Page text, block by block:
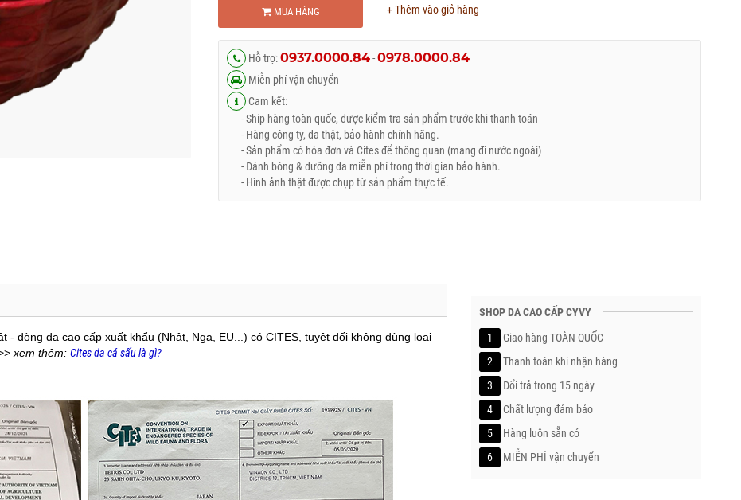
MUA HÀNG + Thêm vào giỏ hàng
Hỗ trợ:0937.0000.84-0978.0000.84
Miễn phí vận chuyển
Cam kết:
- Ship hàng toàn quốc, được kiểm tra sản phẩm trước khi thanh toán
- Hàng công ty, da thật, bảo hành chính hãng.
- Sản phẩm có hóa đơn và Cites để thông quan (mang đi nước ngoài)
- Đánh bóng & dưỡng da miễn phí trong thời gian bảo hành.
- Hình ảnh thật được chụp từ sản phẩm thực tế.
- dòng da cao cấp xuất khẩu (Nhật, Nga, EU...) có CITES, tuyệt đối không dùng loại
xem thêm: Cites da cá sấu là gì?
SHOP DA CAO CẤP CYVY
1
Giao hàng TOÀN QUỐC
2
Thanh toán khi nhận hàng
3
Đổi trả trong 15 ngày
4
Chất lượng đảm bảo
5
Hàng luôn sẵn có
6
MIỄN PHÍ vận chuyển